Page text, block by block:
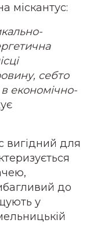
міскантус:
себто
економічно-
вигідний для
до
у